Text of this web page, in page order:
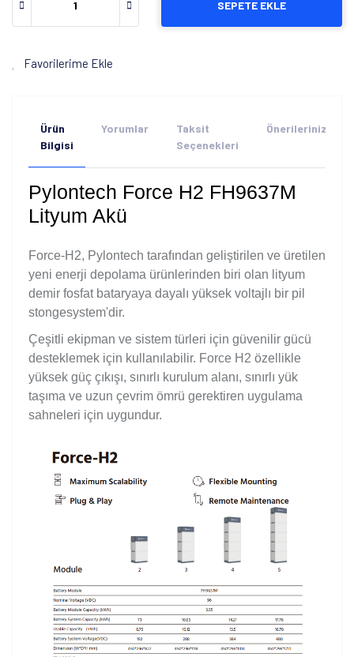
SEPETE EKLE
Favorilerime Ekle
Ürün
Bilgisi
Yorumlar
Taksit
Seçenekleri
Önerileriniz
Pylontech Force H2 FH9637M
Lityum Akü
Force-H2, Pylontech tarafından geliştirilen ve üretilen
yeni enerji depolama ürünlerinden biri olan lityum
demir fosfat bataryaya dayalı yüksek voltajlı bir pil
stongesystem'dir.
Çeşitli ekipman ve sistem türleri için güvenilir gücü
desteklemek için kullanılabilir. Force H2 özellikle
yüksek güç çıkışı, sınırlı kurulum alanı, sınırlı yük
taşıma ve uzun çevrim ömrü gerektiren uygulama
sahneleri için uygundur.